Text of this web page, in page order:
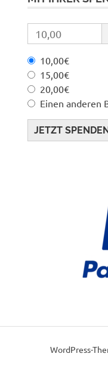
10,00€
15,00€
20,00€
Einen anderen
JETZT
WordPress-